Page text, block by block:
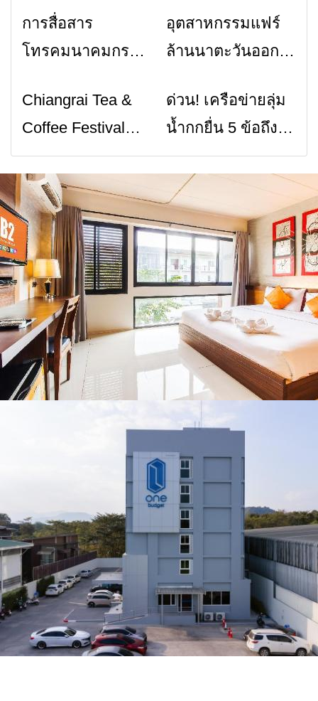
การสื่อสาร
โทรคมนาคมกรณี
เมื่อสัญญาณขาด
การสื่อสารต้องไม่
หยุด
ข่าวเชียงราย
อุตสาหกรรมแฟร์
ล้านนาตะวันออก
สินค้าเด่น และ
เสน่ห์วัฒนธรรม
จาก 4 จังหวัด
เชียงราย พะเยา
แพร่ และน่าน
พร้อมชมคอนเสิร์ต
จากศิลปินชื่อดัง
ตลอด 5 วัน
ข่าวเชียงราย
Chiangrai Tea &
Coffee Festival
2026
ข่าวเชียงราย
ด่วน! เครือข่ายลุ่ม
น้ำกกยื่น 5 ข้อถึง
รัฐบาล จี้นายกฯ ลง
เชียงราย แก้วิกฤต
สารปนเปื้อนต้นน้ำ